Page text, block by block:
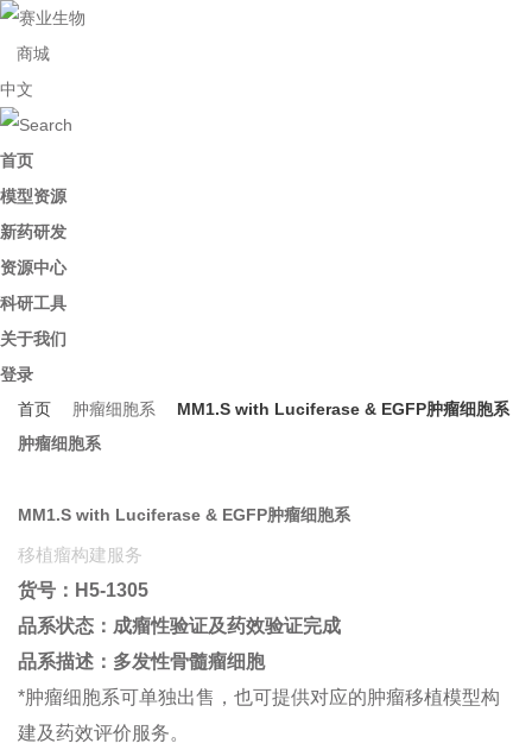
商城
中文
首页
模型资源
新药研发
资源中心
科研工具
关于我们
登录
首页
肿瘤细胞系
MM1.S with Luciferase & EGFP肿瘤细胞系
肿瘤细胞系
MM1.S with Luciferase & EGFP肿瘤细胞系
移植瘤构建服务
货号： H5-1305
品系状态：成瘤性验证及药效验证完成
品系描述：多发性骨髓瘤细胞
*肿瘤细胞系可单独出售，也可提供对应的肿瘤移植模型构
建及药效评价服务。